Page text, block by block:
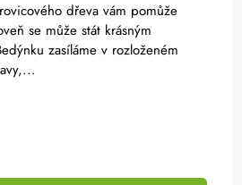
dřeva vám pomůže
se může stát krásným
zasíláme v rozloženém